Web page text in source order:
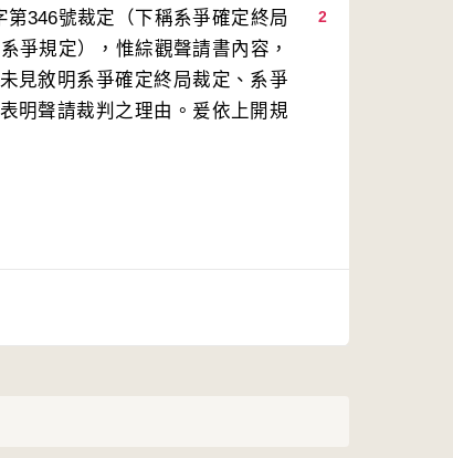
2
346號裁定（下稱系爭確定終局
爭規定），惟綜觀聲請書內容，
見敘明系爭確定終局裁定、系爭
明聲請裁判之理由。爰依上開規